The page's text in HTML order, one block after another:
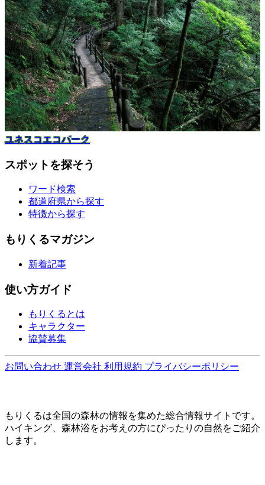
ユネスコエコパーク
スポットを探そう
ワード検索
都道府県から探す
特徴から探す
もりくるマガジン
新着記事
使い方ガイド
もりくるとは
キャラクター
協賛募集
お問い合わせ 運営会社 利用規約 プライバシーポリシー
もりくるは全国の森林の情報を集めた総合情報サイトです。
ハイキング、森林浴をお考えの方にぴったりの自然をご紹介
します。